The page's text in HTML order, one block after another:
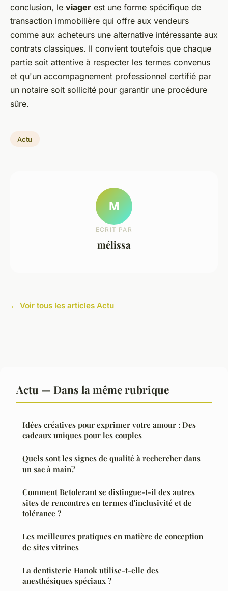
conclusion, le viager est une forme spécifique de
transaction immobilière qui offre aux vendeurs
comme aux acheteurs une alternative intéressante aux
contrats classiques. Il convient toutefois que chaque
partie soit attentive à respecter les termes convenus
et qu'un accompagnement professionnel certifié par
un notaire soit sollicité pour garantir une procédure
sûre.
Actu
M
ECRIT PAR
mélissa
← Voir tous les articles Actu
Actu — Dans la même rubrique
Idées créatives pour exprimer votre amour : Des
cadeaux uniques pour les couples
Quels sont les signes de qualité à rechercher dans
un sac à main?
Comment Betolerant se distingue-t-il des autres
sites de rencontres en termes d'inclusivité et de
tolérance ?
Les meilleures pratiques en matière de conception
de sites vitrines
La dentisterie Hanok utilise-t-elle des
anesthésiques spéciaux ?